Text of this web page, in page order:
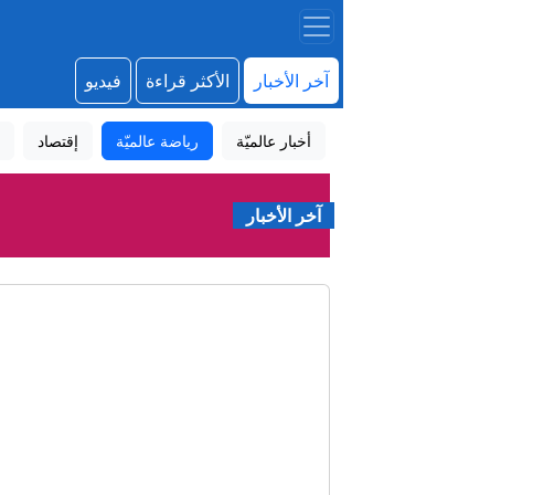
آخر الأخبار الأكثر قراءة فيديو
أخبار عالميّة رياضة عالميّة إقتصاد
آخر الأخبار